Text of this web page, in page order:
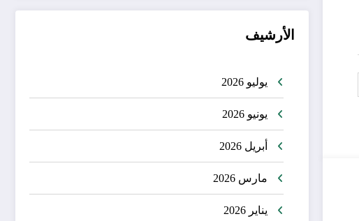
الأرشيف
يوليو 2026
يونيو 2026
أبريل 2026
مارس 2026
يناير 2026